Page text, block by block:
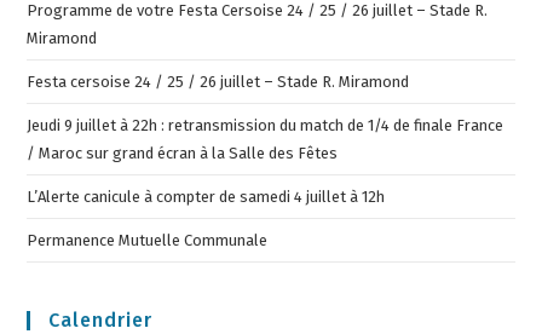
Programme de votre Festa Cersoise 24 / 25 / 26 juillet – Stade R.
Miramond
Festa cersoise 24 / 25 / 26 juillet – Stade R. Miramond
Jeudi 9 juillet à 22h : retransmission du match de 1/4 de finale France
/ Maroc sur grand écran à la Salle des Fêtes
L’Alerte canicule à compter de samedi 4 juillet à 12h
Permanence Mutuelle Communale
Calendrier